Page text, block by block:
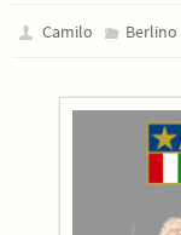
Camilo Berlino